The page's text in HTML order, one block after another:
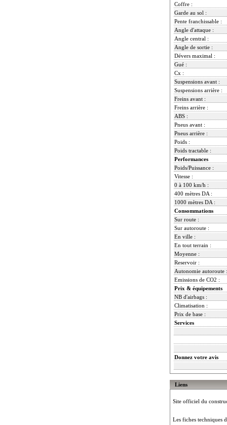
Coffre :
Garde au sol :
Pente franchissable :
Angle d'attaque :
Angle central :
Angle de sortie :
Dévers maximal :
Gué :
Cx :
Suspensions avant :
Suspensions arrière :
Freins avant :
Freins arrière :
ABS :
Pneus avant :
Pneus arrière :
Poids :
Poids tractable :
Performances
Poids/Puissance :
Vitesse :
0 à 100 km/h :
400 mètres DA :
1000 mètres DA :
Consommations
Sur route :
Sur autoroute :
En ville :
En tout terrain :
Moyenne :
Reservoir :
Autonomie autoroute :
Emissions de CO2 :
Prix & équipements
NB d'airbags :
Climatisation :
Prix de base :
Services
Donnez votre avis
Liens
Site officiel du
Les fiches techniques